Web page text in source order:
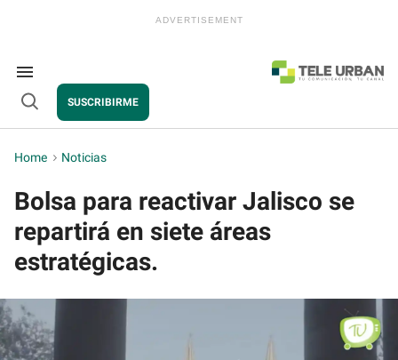
Search
&
Section
Navigation
Open
SUSCRIBIRME
Home > Noticias
Bolsa para reactivar Jalisco se
repartirá en siete áreas
estratégicas.